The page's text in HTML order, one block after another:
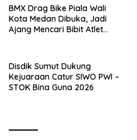
BMX Drag Bike Piala Wali
Kota Medan Dibuka, Jadi
Ajang Mencari Bibit Atlet
Disdik Sumut Dukung
Kejuaraan Catur SIWO PWI –
STOK Bina Guna 2026